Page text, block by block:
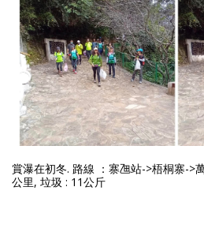
賞瀑在初冬. 路線 ：寨乪站->梧桐寨->
公里, 垃圾 : 11公斤